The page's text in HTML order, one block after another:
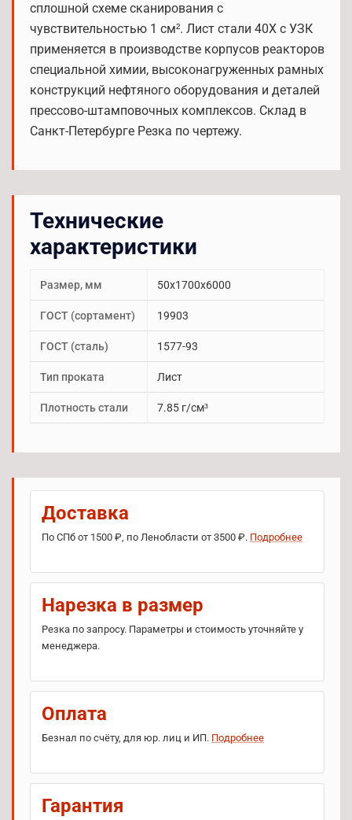
сплошной схеме сканирования с
чувствительностью 1 см². Лист стали 40Х с УЗК
применяется в производстве корпусов реакторов
специальной химии, высоконагруженных рамных
конструкций нефтяного оборудования и деталей
прессово-штамповочных комплексов. Склад в
Санкт-Петербурге Резка по чертежу.
Технические
характеристики
Размер, мм 50х1700х6000
ГОСТ (сортамент) 19903
ГОСТ (сталь) 1577-93
Тип проката Лист
Плотность стали 7.85 г/см³
Доставка
По СПб от 1500 ₽, по Ленобласти от 3500 ₽. Подробнее
Нарезка в размер
Резка по запросу. Параметры и стоимость уточняйте у
менеджера.
Оплата
Безнал по счёту, для юр. лиц и ИП. Подробнее
Гарантия